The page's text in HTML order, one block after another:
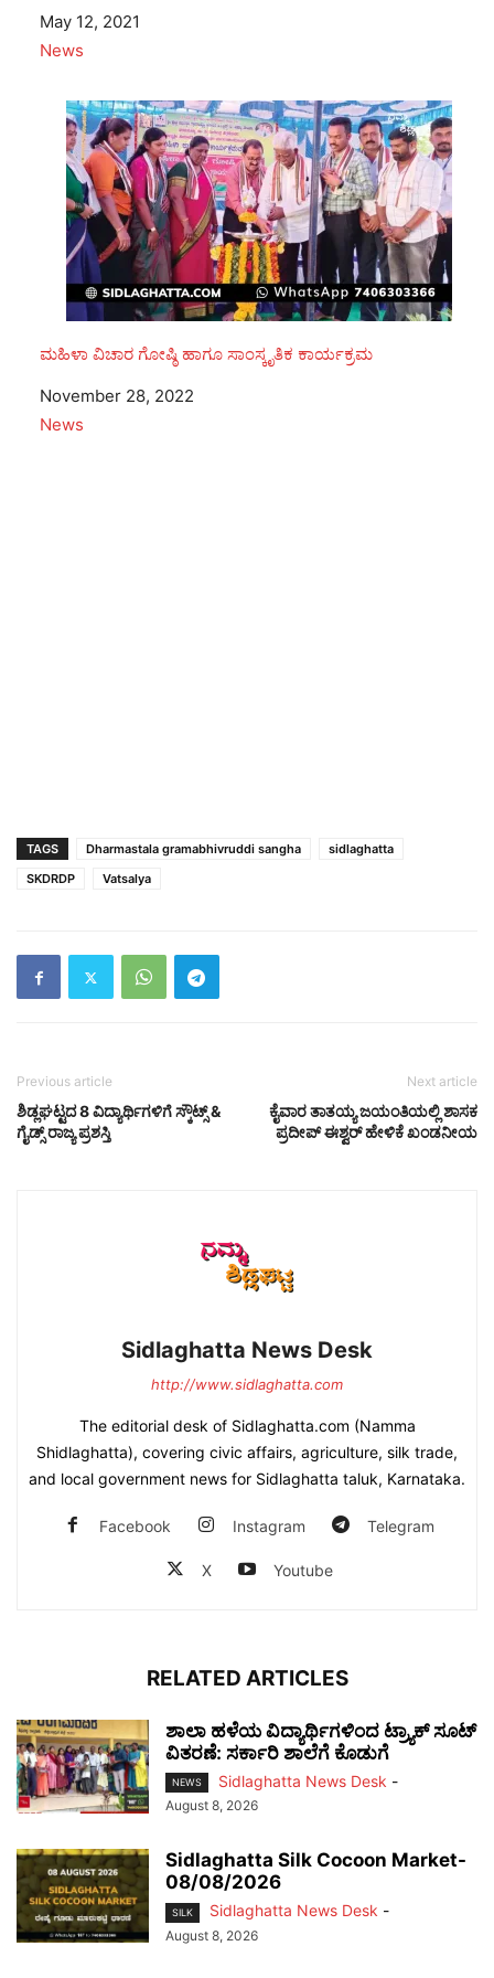
Date
May 12, 2021
In relation to
News
ಮಹಿಳಾ ವಿಚಾರ ಗೋಷ್ಠಿ ಹಾಗೂ ಸಾಂಸ್ಕೃತಿಕ ಕಾರ್ಯಕ್ರಮ
Date
November 28, 2022
In relation to
News
TAGS Dharmastala gramabhivruddi sangha
sidlaghatta
SKDRDP
Vatsalya
Previous article
ಶಿಡ್ಲಘಟ್ಟದ 8 ವಿದ್ಯಾರ್ಥಿಗಳಿಗೆ ಸ್ಕೌಟ್ಸ್ &
ಗೈಡ್ಸ್ ರಾಜ್ಯ ಪ್ರಶಸ್ತಿ
Next article
ಕೈವಾರ ತಾತಯ್ಯ ಜಯಂತಿಯಲ್ಲಿ ಶಾಸಕ
ಪ್ರದೀಪ್ ಈಶ್ವರ್ ಹೇಳಿಕೆ ಖಂಡನೀಯ
Sidlaghatta News Desk
http://www.sidlaghatta.com
The editorial desk of Sidlaghatta.com (Namma
Shidlaghatta), covering civic affairs, agriculture, silk trade,
and local government news for Sidlaghatta taluk, Karnataka.
Facebook Instagram Telegram
X Youtube
RELATED ARTICLES
ಶಾಲಾ ಹಳೆಯ ವಿದ್ಯಾರ್ಥಿಗಳಿಂದ ಟ್ರ್ಯಾಕ್‌ ಸೂಟ್
ವಿತರಣೆ: ಸರ್ಕಾರಿ ಶಾಲೆಗೆ ಕೊಡುಗೆ
NEWS Sidlaghatta News Desk -
August 8, 2026
Sidlaghatta Silk Cocoon Market-
08/08/2026
SILK Sidlaghatta News Desk -
August 8, 2026